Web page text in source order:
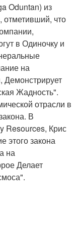
Oduntan) из
отметивший, что
в Одиночку и
на
Жадность".
отрасли в
В
Resources, Крис
этого закона
на
Делает